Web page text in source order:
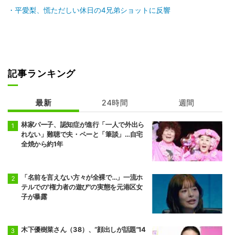
平愛梨、慌ただしい休日の4兄弟ショットに反響
記事ランキング
最新 24時間 週間
林家パー子、認知症が進行「一人で外出ら
れない」難聴で夫・ペーと「筆談」…自宅
全焼から約1年
「名前を言えない方々が全裸で…」一流ホ
テルでの"権力者の遊び"の実態を元港区女
子が暴露
木下優樹菜さん（38）、“顔出しが話題”14